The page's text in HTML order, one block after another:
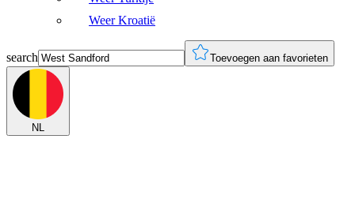
Weer Kroatië
search Toevoegen aan favorieten
NL